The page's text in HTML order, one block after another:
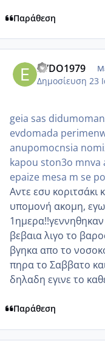
Παράθεση
EVDO1979
Δημοσίευση 23
geia sas
evdomada
anupomocnsia
kapou ston3o mnva
epaize mesa m se
Aντε εσυ κοριτσάκι
υπομονή ακομη, εγω
βεβαια λιγο το
βγηκα απο το
πηρα το Σαββατο
δηλαδη εγινε το
Παράθεση